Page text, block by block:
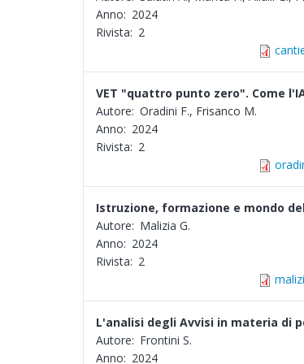
Anno: 2024
Rivista: 2
VET "quattro punto zero". Come
Autore: Oradini F., Frisanco M.
Anno: 2024
Rivista: 2
Istruzione, formazione e mondo
Autore: Malizia G.
Anno: 2024
Rivista: 2
L'analisi degli Avvisi in materia di
Autore: Frontini S.
Anno: 2024